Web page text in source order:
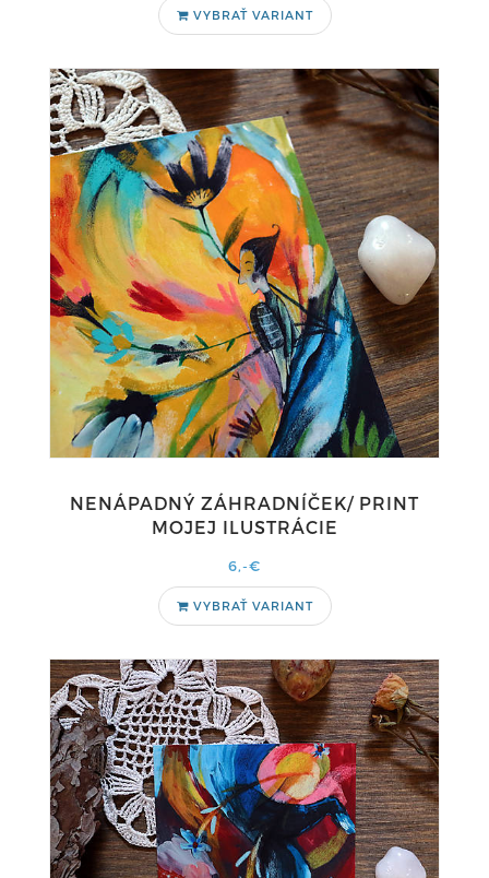
VYBRAŤ VARIANT
NENÁPADNÝ ZÁHRADNÍČEK/ PRINT
MOJEJ ILUSTRÁCIE
6,-€
VYBRAŤ VARIANT